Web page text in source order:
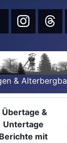
&
Übertage &
Untertage
Berichte mit